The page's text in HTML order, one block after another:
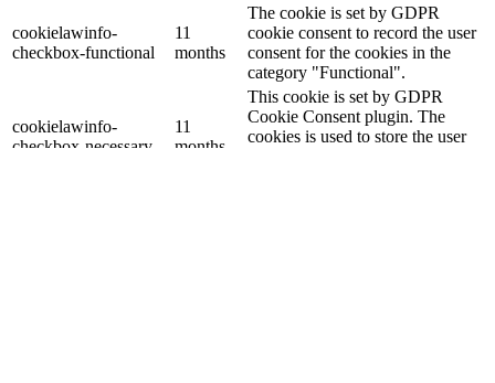
cookielawinfo-
checkbox-functional
11
months
The cookie is set by GDPR
cookie consent to record the user
consent for the cookies in the
category "Functional".
cookielawinfo-
checkbox-necessary
11
months
This cookie is set by GDPR
Cookie Consent plugin. The
cookies is used to store the user